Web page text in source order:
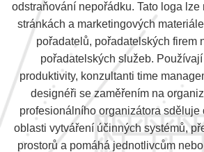
odstraňování nepořádku. Tato loga
stránkách a marketingových
pořadatelů, pořadatelských firem
pořadatelských služeb.
produktivity, konzultanti time
designéři se zaměřením na
profesionálního organizátora sděluje
oblasti vytváření účinných systémů,
prostorů a pomáhá jednotlivcům